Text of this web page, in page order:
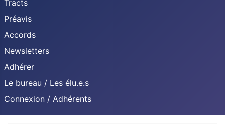
Tracts
Préavis
Accords
Newsletters
Adhérer
Le bureau / Les élu.e.s
Connexion / Adhérents